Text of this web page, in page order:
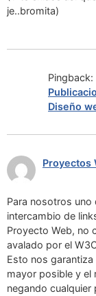
je..bromita)
Pingback:
Diseño
Proyectos
Para nosotros
intercambio de
Proyecto Web, no
avalado por el
Esto nos
mayor posible y el
negando cualquier